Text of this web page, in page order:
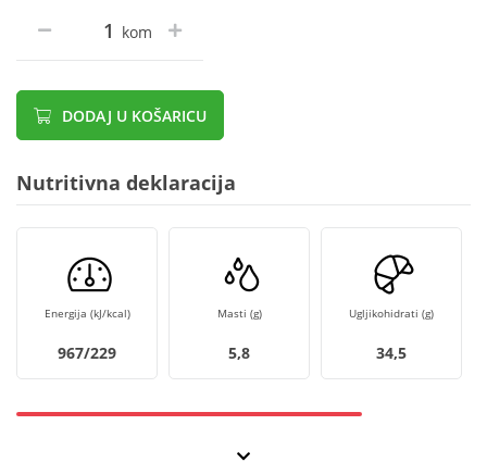
kom
DODAJ U KOŠARICU
Nutritivna deklaracija
Energija (kJ/kcal)
967/229
Masti (g)
5,8
Ugljikohidrati (g)
34,5